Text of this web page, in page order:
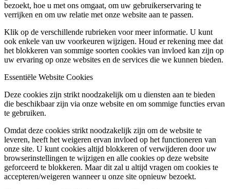
bezoekt, hoe u met ons omgaat, om uw gebruikerservaring te
verrijken en om uw relatie met onze website aan te passen.
Klik op de verschillende rubrieken voor meer informatie. U kunt
ook enkele van uw voorkeuren wijzigen. Houd er rekening mee dat
het blokkeren van sommige soorten cookies van invloed kan zijn op
uw ervaring op onze websites en de services die we kunnen bieden.
Essentiële Website Cookies
Deze cookies zijn strikt noodzakelijk om u diensten aan te bieden
die beschikbaar zijn via onze website en om sommige functies ervan
te gebruiken.
Omdat deze cookies strikt noodzakelijk zijn om de website te
leveren, heeft het weigeren ervan invloed op het functioneren van
onze site. U kunt cookies altijd blokkeren of verwijderen door uw
browserinstellingen te wijzigen en alle cookies op deze website
geforceerd te blokkeren. Maar dit zal u altijd vragen om cookies te
accepteren/weigeren wanneer u onze site opnieuw bezoekt.